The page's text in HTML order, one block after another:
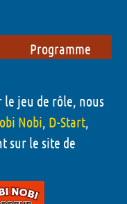
Programme
jeu de rôle, nous
Nobi, D-Start,
sur le site de